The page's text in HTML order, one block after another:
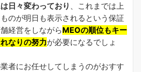
日々変わっており
、これまでは上
のが明日も表示されるという保証
経営をしながらMEOの順位もキー
なりの努力が必要になるでしょ
者にお任せしてしまうのがおすす